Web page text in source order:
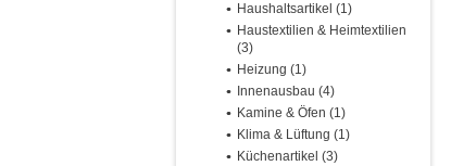
Haushaltsartikel (1)
Haustextilien & Heimtextilien
(3)
Heizung (1)
Innenausbau (4)
Kamine & Öfen (1)
Klima & Lüftung (1)
Küchenartikel (3)